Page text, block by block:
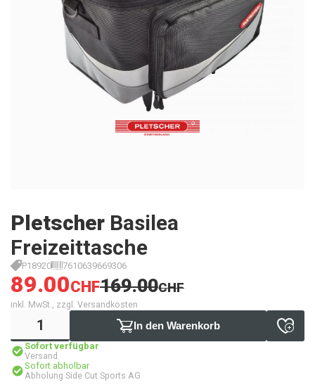
Pletscher Basilea
Freizeittasche
P18920 7610639669306
89.00CHF169.00CHF
inkl. MwSt., zzgl. Versandkosten
In den Warenkorb
Sofort verfügbar
Versand
Sofort abholbar
Abholung Side Cut Sports AG